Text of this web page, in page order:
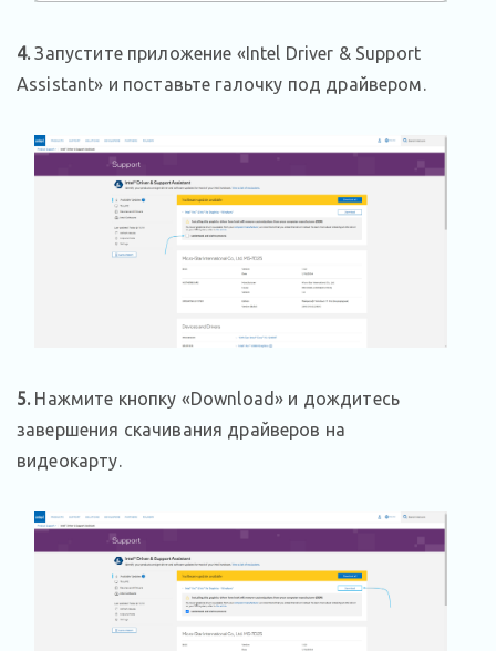
4.Запустите приложение «Intel Driver & Support
Assistant» и поставьте галочку под драйвером.
5. Нажмите кнопку «Download» и дождитесь
завершения скачивания драйверов на
видеокарту.